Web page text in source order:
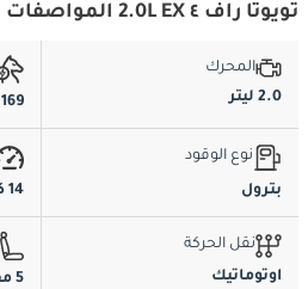
تويوتا راف ٤ 2.0L EX المواصفات الأساسية
المحرك
2.0 ليتر
169 حصان
نوع الوقود
بترول 14 كم/ليتر
نقل الحركة
اوتوماتيك
5 مقاعد